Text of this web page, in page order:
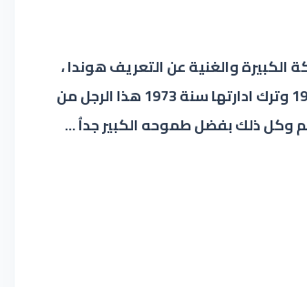
والغنية عن التعريف هوندا ،
هذه الشركة التي أسسها سويتشيرو هوندا هذا الشخص صناعي ومهندس ياباني ولد في مقاطعة هماماتسو ، أسس شركة هوندا سنة 1948 وترك ادارتها سنة 1973 هذا الرجل من
وكل ذلك بفضل طموحه الكبير جداُ ...